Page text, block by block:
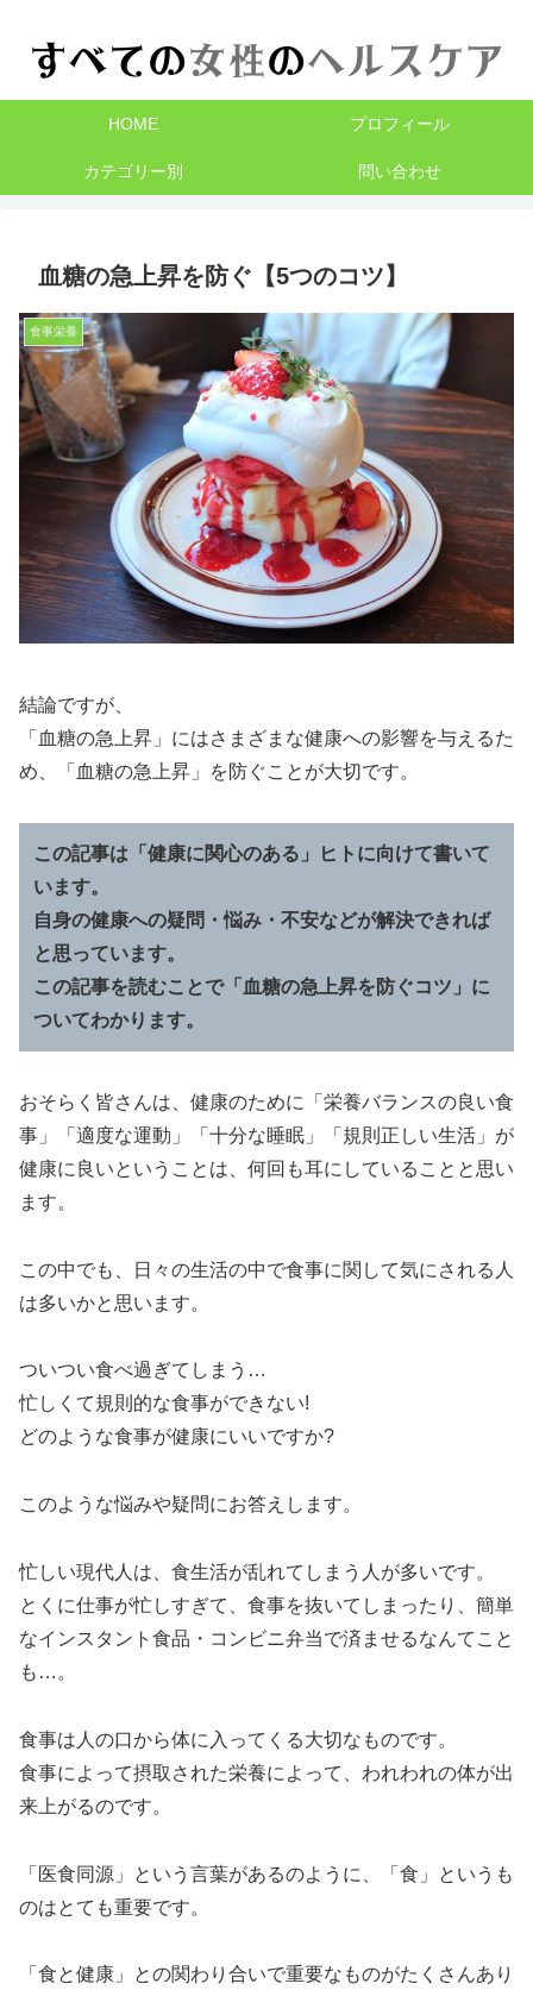
HOME プロフィール
カテゴリー別 問い合わせ
血糖の急上昇を防ぐ【5つのコツ】
食事栄養
結論ですが、
「血糖の急上昇」にはさまざまな健康への影響を与えるた
め、「血糖の急上昇」を防ぐことが大切です。
この記事は「健康に関心のある」ヒトに向けて書いて
います。
自身の健康への疑問・悩み・不安などが解決できれば
と思っています。
この記事を読むことで「血糖の急上昇を防ぐコツ」に
ついてわかります。
おそらく皆さんは、健康のために「栄養バランスの良い食
事」「適度な運動」「十分な睡眠」「規則正しい生活」が
健康に良いということは、何回も耳にしていることと思い
ます。
この中でも、日々の生活の中で食事に関して気にされる人
は多いかと思います。
ついつい食べ過ぎてしまう…
忙しくて規則的な食事ができない!
どのような食事が健康にいいですか?
このような悩みや疑問にお答えします。
忙しい現代人は、食生活が乱れてしまう人が多いです。
とくに仕事が忙しすぎて、食事を抜いてしまったり、簡単
なインスタント食品・コンビニ弁当で済ませるなんてこと
も…。
食事は人の口から体に入ってくる大切なものです。
食事によって摂取された栄養によって、われわれの体が出
来上がるのです。
「医食同源」という言葉があるのように、「食」というも
のはとても重要です。
「食と健康」との関わり合いで重要なものがたくさんあり